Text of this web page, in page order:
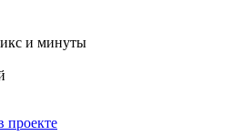
и минуты
проекте